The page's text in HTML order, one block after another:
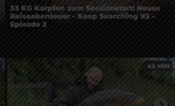
33 KG Karpfen zum Sessionstart! Neues
Reiseabenteuer – Keep Searching #3 –
Episode 2
45 MIN